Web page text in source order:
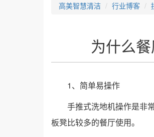
高美智慧清洁 行业博客
为什么
1、简单易操作
手推式洗地机操作是非
板凳比较多的餐厅使用。